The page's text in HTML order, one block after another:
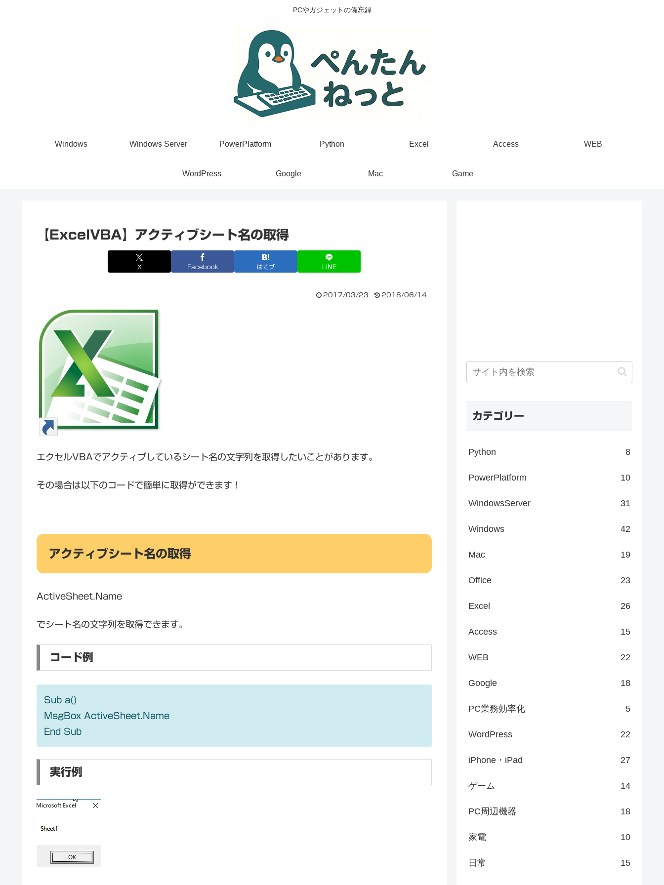
PCやガジェットの備忘録
Windows Windows Server PowerPlatform Python Excel Access WEB
WordPress Google Mac Game
【ExcelVBA】アクティブシート名の取得
X Facebook はてブ LINE
2017/03/23 2018/06/14
エクセルVBAでアクティブしているシート名の文字列を取得したいことがあります。
その場合は以下のコードで簡単に取得ができます！
アクティブシート名の取得
ActiveSheet.Name
でシート名の文字列を取得できます。
コード例
Sub a()
MsgBox ActiveSheet.Name
End Sub
実行例
カテゴリー
Python 8
PowerPlatform 10
WindowsServer 31
Windows 42
Mac 19
Office 23
Excel 26
Access 15
WEB 22
Google 18
PC業務効率化 5
WordPress 22
iPhone・iPad 27
ゲーム 14
PC周辺機器 18
家電 10
日常 15